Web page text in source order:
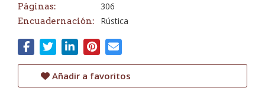
Páginas: 306
Encuadernación: Rústica
Añadir a favoritos